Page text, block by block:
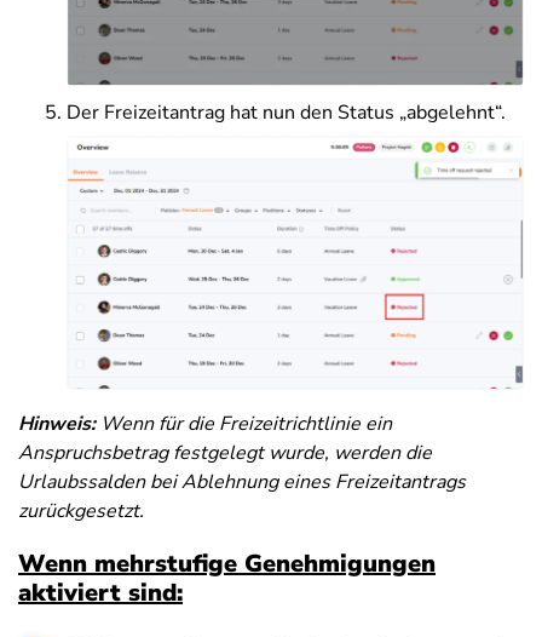
Der Freizeitantrag hat nun den Status „abgelehnt“.
Hinweis: Wenn für die Freizeitrichtlinie ein
Anspruchsbetrag festgelegt wurde, werden die
Urlaubssalden bei Ablehnung eines Freizeitantrags
zurückgesetzt.
Wenn mehrstufige Genehmigungen
aktiviert sind: